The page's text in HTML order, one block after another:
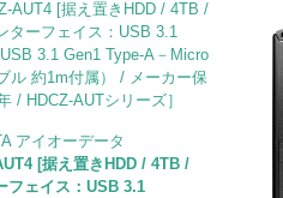
アイオーデータ
[据え置きHDD / 4TB /
フェイス：USB 3.1